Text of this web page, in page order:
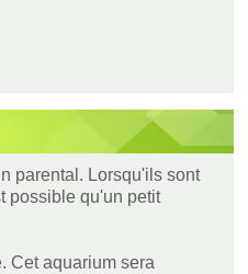
parental. Lorsqu'ils sont
possible qu'un petit
Cet aquarium sera